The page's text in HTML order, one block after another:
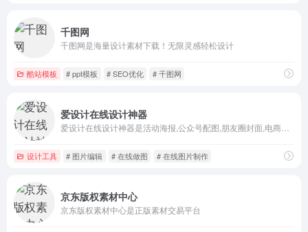
千图网
千图网是海量设计素材下载！无限灵感轻松设计
酷站模板 # ppt模板 # SEO优化 # 千图网
爱设计在线设计神器
设计工具 # 图片编辑 # 在线做图 # 在线图片制作
京东版权素材中心
京东版权素材中心是正版素材交易平台